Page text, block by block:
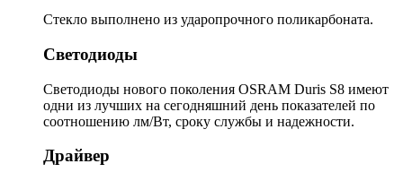
Стекло выполнено из ударопрочного поликарбоната.
Светодиоды
Светодиоды нового поколения OSRAM Duris S8 имеют
одни из лучших на сегодняшний день показателей по
соотношению лм/Вт, сроку службы и надежности.
Драйвер